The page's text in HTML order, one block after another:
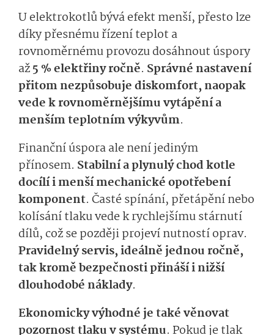
U elektrokotlů bývá efekt menší, přesto lze
díky přesnému řízení teplot a
rovnoměrnému provozu dosáhnout úspory
až5 % elektřiny ročně. Správné nastavení
přitom nezpůsobuje diskomfort, naopak
vede k rovnoměrnějšímu vytápění a
menším teplotním výkyvům.
Finanční úspora ale není jediným
přínosem. Stabilní a plynulý chod kotle
docílí i menší mechanické opotřebení
komponent. Časté spínání, přetápění nebo
kolísání tlaku vede k rychlejšímu stárnutí
dílů, což se později projeví nutností oprav.
Pravidelný servis, ideálně jednou ročně,
tak kromě bezpečnosti přináší i nižší
dlouhodobé náklady.
Ekonomicky výhodné je také věnovat
pozornost tlaku v systému. Pokud je tlak